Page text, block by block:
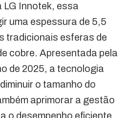
Innotek, essa
uma espessura de 5,5
tradicionais esferas de
cobre. Apresentada pela
de 2025, a tecnologia
o tamanho do
aprimorar a gestão
o desempenho eficiente